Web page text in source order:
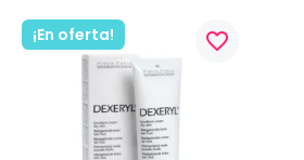
¡En oferta! favorite_border